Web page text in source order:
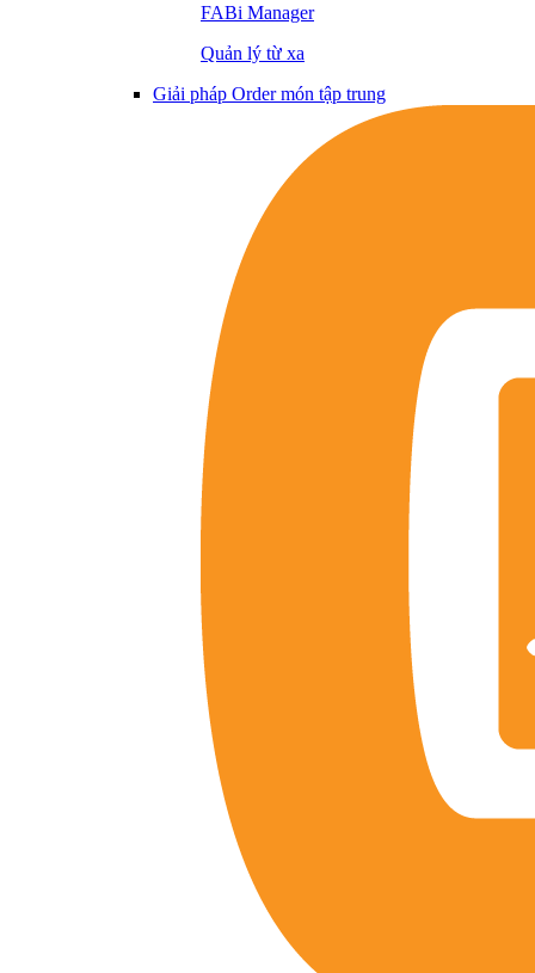
FABi Manager
Quản lý từ xa
Giải pháp Order món tập trung